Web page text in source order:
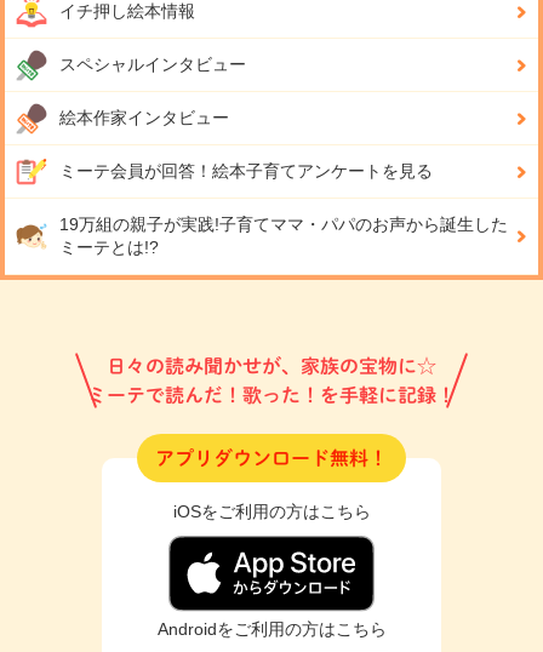
イチ押し絵本情報
スペシャルインタビュー
絵本作家インタビュー
ミーテ会員が回答！ 絵本子育てアンケートを見る
19万組の親子が実践!子育てママ・パパのお声から誕生した
ミーテとは!?
日々の読み聞かせが、家族の宝物に☆
ミーテで読んだ！歌った！を手軽に記録！
アプリダウンロード無料！
iOSをご利用の方はこちら
Androidをご利用の方はこちら